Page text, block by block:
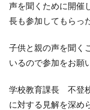
声を聞くために開催
長も参加してもらっ
子供と親の声を聞く
いるので参加をお願
学校教育課長 不登
に対する見解を深め